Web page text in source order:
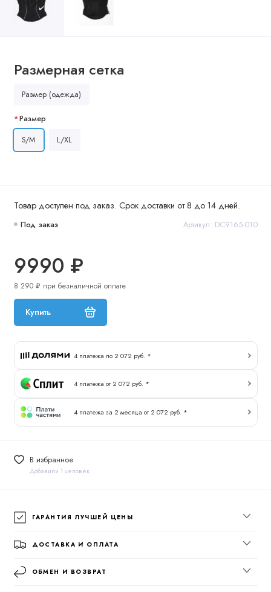
Товар доступен под заказ. Срок доставки от 8 до 14 дней.
Под заказ Артикул: DC9165-010
9990 ₽
8 290 ₽ при безналичной оплате
Купить
4 платежа по 2 072 руб. *
4 платежа от 2 072 руб. *
4 платежа за 2 месяца от 2 072 руб. *
В избранное
Добавили 1 человек
Размерная сетка
Размер (одежда)
Размер
S/M
L/XL
ГАРАНТИЯ ЛУЧШЕЙ ЦЕНЫ
ДОСТАВКА И ОПЛАТА
ОБМЕН И ВОЗВРАТ